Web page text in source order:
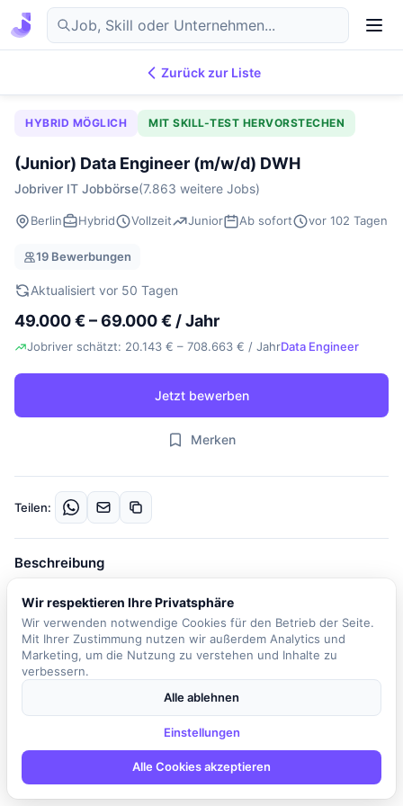
DE
Zurück zur Liste
HYBRID MÖGLICH MIT SKILL-TEST HERVORSTECHEN
(Junior) Data Engineer (m/w/d) DWH
Jobriver IT Jobbörse(7.863 weitere Jobs)
Berlin Hybrid Vollzeit Junior Ab sofort vor 102 Tagen
19 Bewerbungen
Aktualisiert vor 50 Tagen
49.000 € – 69.000 € / Jahr
Jobriver schätzt: 20.143 € – 708.663 € / JahrData Engineer
Jetzt bewerben
Merken
Teilen:
Beschreibung
der Teil eines dynamischen Teams wird, das die komplette Data-
Architektur transformiert. In dieser Rolle bist du verantwortlich für
die Entwicklung und das Design von skalierbaren, cloudbasierten
Datenplattformen. Du wirst moderne Technologien einsetzen, um
datengetriebene Lösungen zu entwickeln und strategisches Data
Management zu gestalten. Zu deinen Aufgaben gehört die
Umsetzung von ETL/ELT-Prozessen mit Tools wie Airflow und
Python sowie der Aufbau semantischer Datenmodelle,
einschließlich Snowflake, Star Schema und Data Vault. Du
Wir respektieren Ihre Privatsphäre
Wir verwenden notwendige Cookies für den Betrieb der Seite.
Mit Ihrer Zustimmung nutzen wir außerdem Analytics und
Marketing, um die Nutzung zu verstehen und Inhalte zu
verbessern.
Alle ablehnen
Einstellungen
Alle Cookies akzeptieren